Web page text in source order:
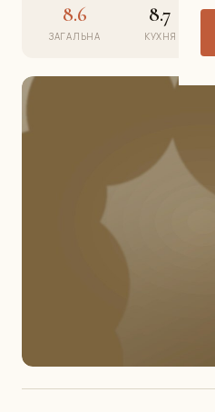
8.6
ЗАГАЛЬНА
8.7
КУХНЯ